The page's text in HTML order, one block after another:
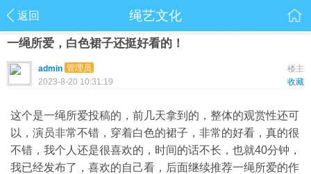
返回 绳艺文化
一绳所爱，白色裙子还挺好看的！
楼主
admin 管理员
收藏
2023-8-20 10:31:19
这个是一绳所爱投稿的，前几天拿到的，整体的观赏性还可
以，演员非常不错，穿着白色的裙子，非常的好看，真的很
不错，我个人还是很喜欢的，时间的话不长，也就40分钟，
我已经发布了，喜欢的自己看，后面继续推荐一绳所爱的作